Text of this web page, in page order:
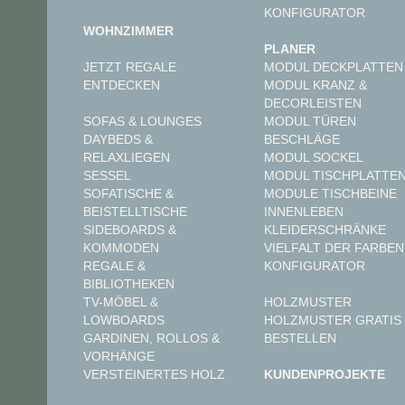
WOHNZIMMER
JETZT REGALE
ENTDECKEN
SOFAS & LOUNGES
DAYBEDS &
RELAXLIEGEN
SESSEL
SOFATISCHE &
BEISTELLTISCHE
SIDEBOARDS &
KOMMODEN
REGALE &
BIBLIOTHEKEN
TV-MÖBEL &
LOWBOARDS
GARDINEN, ROLLOS &
VORHÄNGE
VERSTEINERTES HOLZ
KONFIGURATOR
PLANER
MODUL DECKPLATTEN
MODUL KRANZ &
DECORLEISTEN
MODUL TÜREN
BESCHLÄGE
MODUL SOCKEL
MODUL
MODULE TISCHBEINE
INNENLEBEN
KLEIDERSCHRÄNKE
VIELFALT DER FARBEN
KONFIGURATOR
HOLZMUSTER
HOLZMUSTER GRATIS
BESTELLEN
KUNDENPROJEKTE